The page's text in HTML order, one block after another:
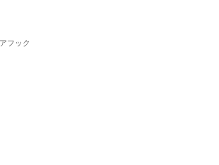
フック